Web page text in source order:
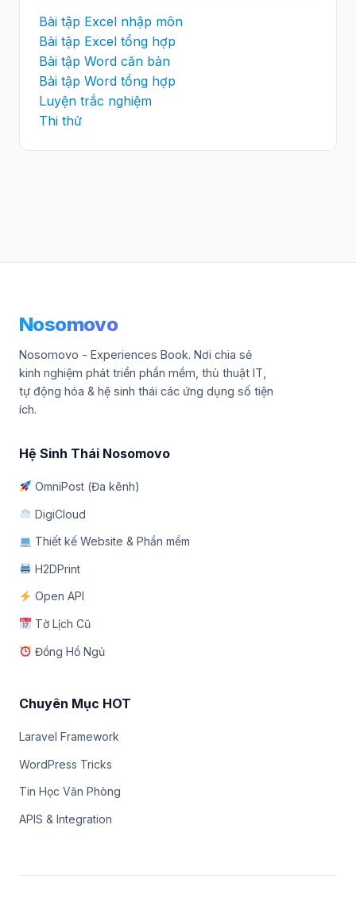
Bài tập Excel nhập môn
Bài tập Excel tổng hợp
Bài tập Word căn bản
Bài tập Word tổng hợp
Luyện trắc nghiệm
Thi thử
Nosomovo
Nosomovo - Experiences Book. Nơi chia sẻ
kinh nghiệm phát triển phần mềm, thủ thuật IT,
tự động hóa & hệ sinh thái các ứng dụng số tiện
ích.
Hệ Sinh Thái Nosomovo
OmniPost (Đa kênh)
DigiCloud
Thiết kế Website & Phần mềm
H2DPrint
Open API
Tờ Lịch Cũ
Đồng Hồ Ngủ
Chuyên Mục HOT
Laravel Framework
WordPress Tricks
Tin Học Văn Phòng
APIS & Integration